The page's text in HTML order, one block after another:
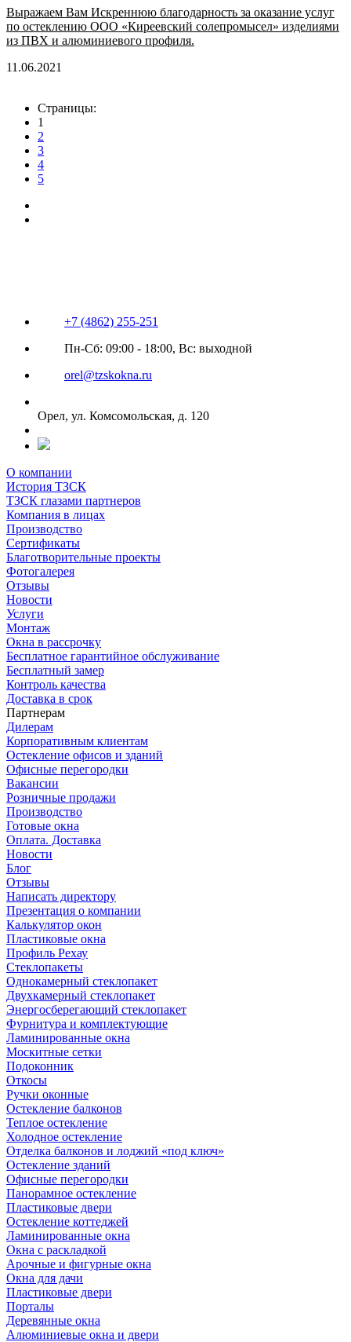
Выражаем Вам Искреннюю благодарность за оказание услуг
по остеклению ООО «Киреевский солепромысел» изделиями
из ПВХ и алюминиевого профиля.
11.06.2021
Страницы:
1
2
3
4
5
+7 (4862) 255-251
Пн-Сб: 09:00 - 18:00, Вс: выходной
orel@tzskokna.ru
Орел, ул. Комсомольская, д. 120
О компании
История ТЗСК
ТЗСК глазами партнеров
Компания в лицах
Производство
Сертификаты
Благотворительные проекты
Фотогалерея
Отзывы
Новости
Услуги
Монтаж
Окна в рассрочку
Бесплатное гарантийное обслуживание
Бесплатный замер
Контроль качества
Доставка в срок
Партнерам
Дилерам
Корпоративным клиентам
Остекление офисов и зданий
Офисные перегородки
Вакансии
Розничные продажи
Производство
Готовые окна
Оплата. Доставка
Новости
Блог
Отзывы
Написать директору
Презентация о компании
Калькулятор окон
Пластиковые окна
Профиль Рехау
Стеклопакеты
Однокамерный стеклопакет
Двухкамерный стеклопакет
Энергосберегающий стеклопакет
Фурнитура и комплектующие
Ламинированные окна
Москитные сетки
Подоконник
Откосы
Ручки оконные
Остекление балконов
Теплое остекление
Холодное остекление
Отделка балконов и лоджий «под ключ»
Остекление зданий
Офисные перегородки
Панорамное остекление
Пластиковые двери
Остекление коттеджей
Ламинированные окна
Окна с раскладкой
Арочные и фигурные окна
Окна для дачи
Пластиковые двери
Порталы
Деревянные окна
Алюминиевые окна и двери